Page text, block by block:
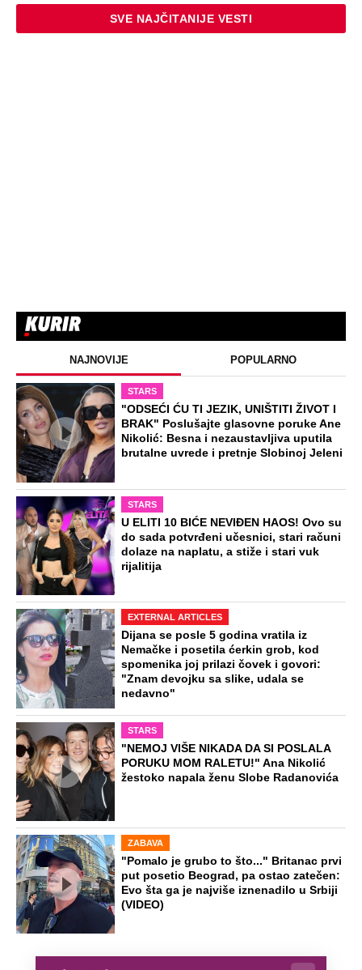
SVE NAJČITANIJE VESTI
NAJNOVIJE POPULARNO
STARS
"ODSEĆI ĆU TI JEZIK, UNIŠTITI ŽIVOT I
BRAK" Poslušajte glasovne poruke Ane
Nikolić: Besna i nezaustavljiva uputila
brutalne uvrede i pretnje Slobinoj Jeleni
STARS
U ELITI 10 BIĆE NEVIĐEN HAOS! Ovo su
do sada potvrđeni učesnici, stari računi
dolaze na naplatu, a stiže i stari vuk
rijalitija
EXTERNAL ARTICLES
Dijana se posle 5 godina vratila iz
Nemačke i posetila ćerkin grob, kod
spomenika joj prilazi čovek i govori:
"Znam devojku sa slike, udala se
nedavno"
STARS
"NEMOJ VIŠE NIKADA DA SI POSLALA
PORUKU MOM RALETU!" Ana Nikolić
žestoko napala ženu Slobe Radanovića
ZABAVA
"Pomalo je grubo to što..." Britanac prvi
put posetio Beograd, pa ostao zatečen:
Evo šta ga je najviše iznenadilo u Srbiji
(VIDEO)